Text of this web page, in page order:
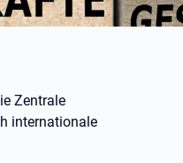
Zentrale
internationale